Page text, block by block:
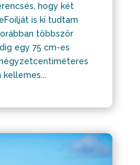
hogy két
is ki tudtam
többször
egy 75 cm-es
kellemes...